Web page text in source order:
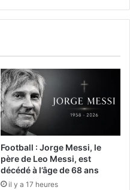
Football : Jorge Messi, le
père de Leo Messi, est
décédé à l’âge de 68 ans
il y a 17 heures